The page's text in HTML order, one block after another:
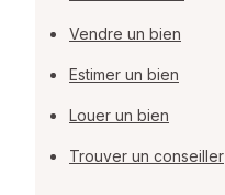
Vendre un bien
Estimer un bien
Louer un bien
Trouver un conseiller